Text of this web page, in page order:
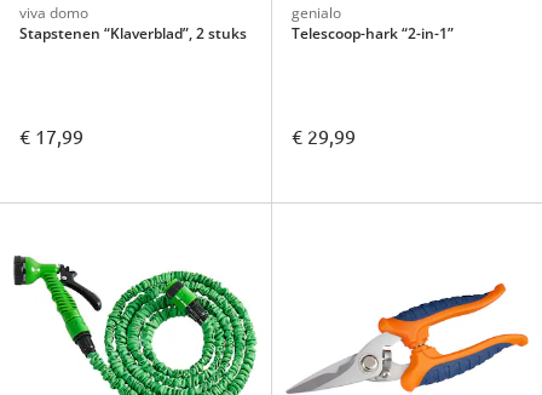
viva domo
Stapstenen “Klaverblad”, 2 stuks
€ 17,99
genialo
Telescoop-hark “2-in-1”
€ 29,99